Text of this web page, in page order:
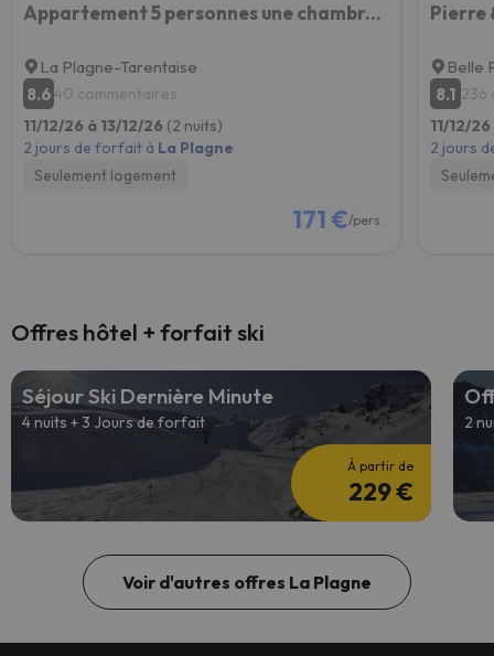
Appartement 5 personnes une chambre proche pistes balcon vue montagne Draps et serviettes non fourni
La Plagne-Tarentaise
8.640 commentaires
11/12/26 à 13/12/26 (2 nuits)
2 jours de forfait à La Plagne
Seulement logement
171 €/pers.
Belle
8.1 236
11/12/
2 jours
Offres hôtel + forfait ski
Séjour Ski Dernière Minute
4 nuits + 3 Jours de forfait
À partir de
229 €
2
Voir d'autres offres La Plagne